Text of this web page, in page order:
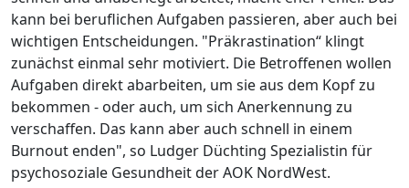
kann bei beruflichen Aufgaben passieren, aber auch bei
wichtigen Entscheidungen. "Präkrastination“ klingt
zunächst einmal sehr motiviert. Die Betroffenen wollen
Aufgaben direkt abarbeiten, um sie aus dem Kopf zu
bekommen - oder auch, um sich Anerkennung zu
verschaffen. Das kann aber auch schnell in einem
Burnout enden", so Ludger Düchting Spezialistin für
psychosoziale Gesundheit der AOK NordWest.